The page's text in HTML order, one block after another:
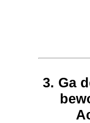
3. Ga